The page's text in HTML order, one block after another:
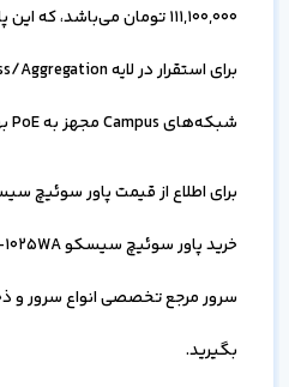
111,100,000تومان می‌باشد، که
شبکه‌های Campus مجهز به PoE بهینه‌سازی شده است.
سرور مرجع تخصصی انواع سرور و
بگیرید.